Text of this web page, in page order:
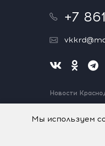
+7
Новости
Нашли ошибку?
Мы используем